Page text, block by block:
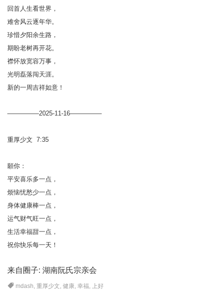
回首人生看世界，
难舍风云逐年华。
珍惜夕阳余生路，
期盼老树再开花。
襟怀放宽容万事，
光明磊落闯天涯。
新的一周吉祥如意！
—————2025-11-16—————
重厚少文 7:35
願你：
平安喜乐多一点，
烦恼忧愁少一点，
身体健康棒一点，
运气财气旺一点，
生活幸福甜一点，
祝你快乐每一天！
来自圈子: 湖南阮氏宗亲会
mdash,重厚少文,健康,幸福, 上好